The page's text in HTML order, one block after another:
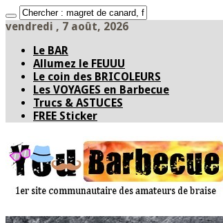
vendredi , 7 août, 2026
Le BAR
Allumez le FEUUU
Le coin des BRICOLEURS
Les VOYAGES en Barbecue
Trucs & ASTUCES
FREE Sticker